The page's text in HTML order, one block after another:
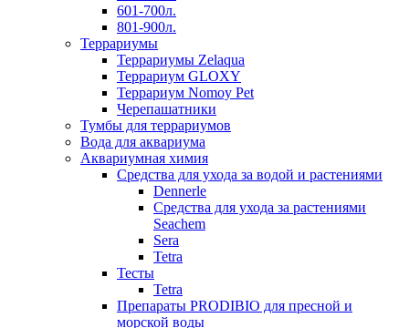
601-700л.
801-900л.
Террариумы
Террариумы Zelaqua
Террариум GLOXY
Террариум Nomoy Pet
Черепашатники
Тумбы для террариумов
Вода для аквариума
Аквариумная химия
Средства для ухода за водой и растениями
Dennerle
Средства для ухода за растениями
Seachem
Sera
Tetra
Тесты
Tetra
Препараты PRODIBIO для пресной и
морской воды